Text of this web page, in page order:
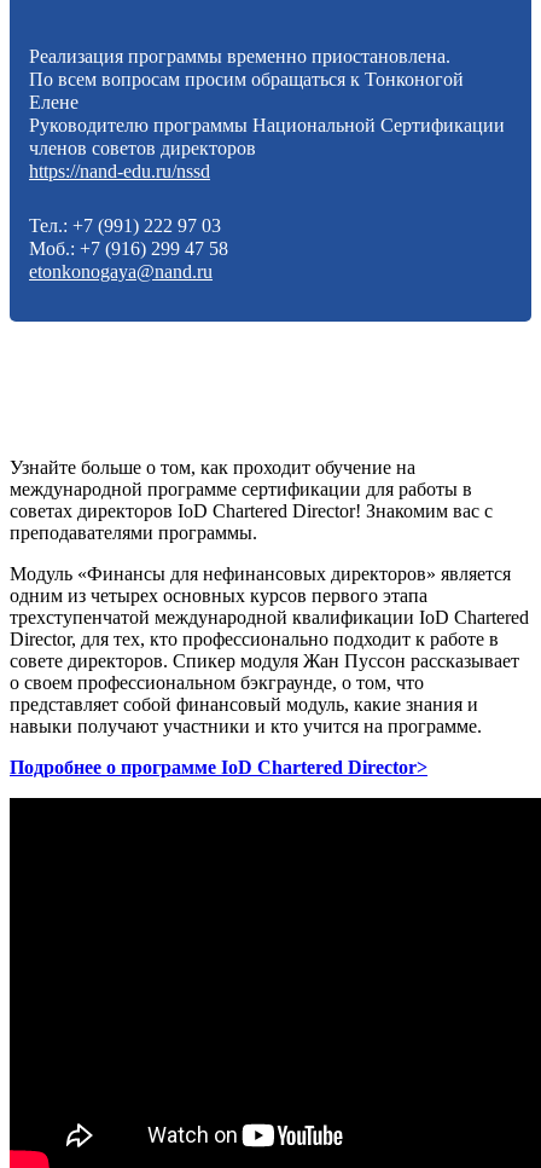
Реализация программы временно приостановлена.
По всем вопросам просим обращаться к Тонконогой
Елене
Руководителю программы Национальной Сертификации
членов советов директоров
https://nand-edu.ru/nssd
Тел.: +7 (991) 222 97 03
Моб.: +7 (916) 299 47 58
etonkonogaya@nand.ru
Узнайте больше о том, как проходит обучение на
международной программе сертификации для работы в
советах директоров IoD Chartered Director! Знакомим вас с
преподавателями программы.
Модуль «Финансы для нефинансовых директоров» является
одним из четырех основных курсов первого этапа
трехступенчатой международной квалификации IoD Chartered
Director, для тех, кто профессионально подходит к работе в
совете директоров. Спикер модуля Жан Пуссон рассказывает
о своем профессиональном бэкграунде, о том, что
представляет собой финансовый модуль, какие знания и
навыки получают участники и кто учится на программе.
Подробнее о программе IoD Chartered Director>